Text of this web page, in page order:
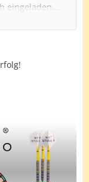
eingeladen....
so
es keine
Spiel hat
es ja.